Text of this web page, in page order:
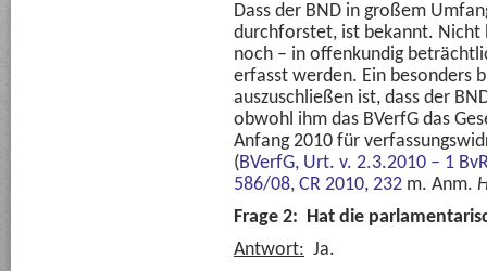
Dass der BND in großem
durchforstet, ist bekannt. Nicht
noch – in offenkundig
erfasst werden. Ein besonders
auszuschließen ist, dass der
obwohl ihm das BVerfG das
Anfang 2010 für
(BVerfG, Urt. v. 2.3.2010 – 1
586/08, CR 2010, 232 m. Anm.
Frage 2: Hat die
Antwort: Ja.